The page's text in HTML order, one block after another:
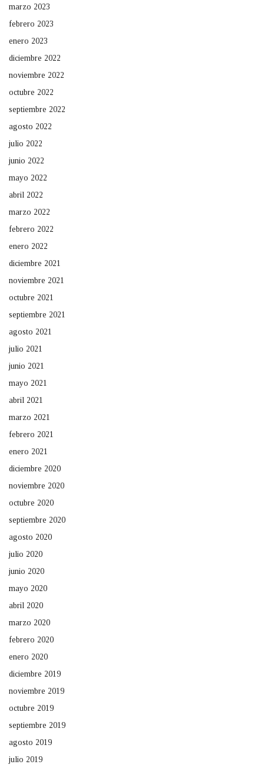
marzo 2023
febrero 2023
enero 2023
diciembre 2022
noviembre 2022
octubre 2022
septiembre 2022
agosto 2022
julio 2022
junio 2022
mayo 2022
abril 2022
marzo 2022
febrero 2022
enero 2022
diciembre 2021
noviembre 2021
octubre 2021
septiembre 2021
agosto 2021
julio 2021
junio 2021
mayo 2021
abril 2021
marzo 2021
febrero 2021
enero 2021
diciembre 2020
noviembre 2020
octubre 2020
septiembre 2020
agosto 2020
julio 2020
junio 2020
mayo 2020
abril 2020
marzo 2020
febrero 2020
enero 2020
diciembre 2019
noviembre 2019
octubre 2019
septiembre 2019
agosto 2019
julio 2019